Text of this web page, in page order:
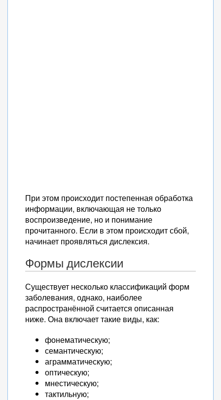
При этом происходит постепенная обработка
информации, включающая не только
воспроизведение, но и понимание
прочитанного. Если в этом происходит сбой,
начинает проявляться дислексия.
Формы дислексии
Существует несколько классификаций форм
заболевания, однако, наиболее
распространённой считается описанная
ниже. Она включает такие виды, как:
фонематическую;
семантическую;
аграмматическую;
оптическую;
мнестическую;
тактильную;